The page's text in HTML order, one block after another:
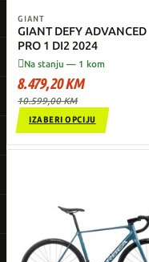
GIANT
GIANT DEFY ADVANCED
PRO 1 DI2 2024
Na stanju — 1 kom
8.479,20 KM
10.599,00 KM
IZABERI OPCIJU